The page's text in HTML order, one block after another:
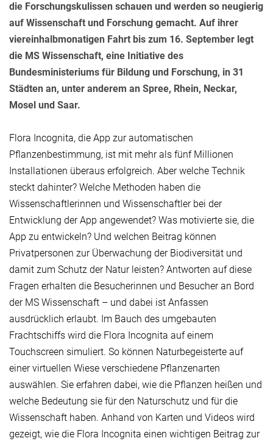
die Forschungskulissen schauen und werden so neugierig
auf Wissenschaft und Forschung gemacht. Auf ihrer
viereinhalbmonatigen Fahrt bis zum 16. September legt
die MS Wissenschaft, eine Initiative des
Bundesministeriums für Bildung und Forschung, in 31
Städten an, unter anderem an Spree, Rhein, Neckar,
Mosel und Saar.
Flora Incognita, die App zur automatischen
Pflanzenbestimmung, ist mit mehr als fünf Millionen
Installationen überaus erfolgreich. Aber welche Technik
steckt dahinter? Welche Methoden haben die
Wissenschaftlerinnen und Wissenschaftler bei der
Entwicklung der App angewendet? Was motivierte sie, die
App zu entwickeln? Und welchen Beitrag können
Privatpersonen zur Überwachung der Biodiversität und
damit zum Schutz der Natur leisten? Antworten auf diese
Fragen erhalten die Besucherinnen und Besucher an Bord
der MS Wissenschaft – und dabei ist Anfassen
ausdrücklich erlaubt. Im Bauch des umgebauten
Frachtschiffs wird die Flora Incognita auf einem
Touchscreen simuliert. So können Naturbegeisterte auf
einer virtuellen Wiese verschiedene Pflanzenarten
auswählen. Sie erfahren dabei, wie die Pflanzen heißen und
welche Bedeutung sie für den Naturschutz und für die
Wissenschaft haben. Anhand von Karten und Videos wird
gezeigt, wie die Flora Incognita einen wichtigen Beitrag zur